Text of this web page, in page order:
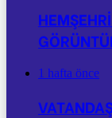
1 hafta önce